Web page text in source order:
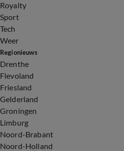
Royalty
Sport
Tech
Weer
Regionieuws
Drenthe
Flevoland
Friesland
Gelderland
Groningen
Limburg
Noord-Brabant
Noord-Holland